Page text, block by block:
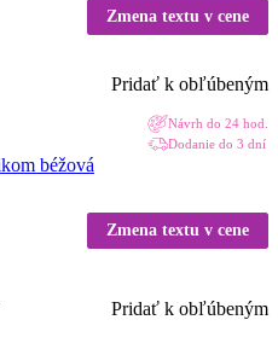
Zmena textu v cene
Pridať k obľúbeným
Návrh do 24 hod.
Dodanie do 3 dní
Zmena textu v cene
Pridať k obľúbeným